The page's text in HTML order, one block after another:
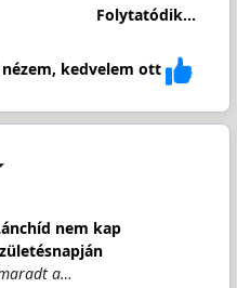
Folytatódik...
kedvelem ott
nem kap
a…